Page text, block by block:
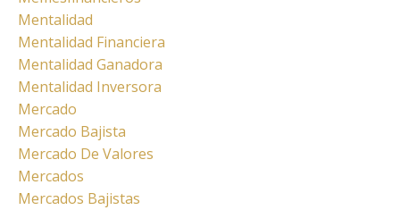
Mentalidad
Mentalidad Financiera
Mentalidad Ganadora
Mentalidad Inversora
Mercado
Mercado Bajista
Mercado De Valores
Mercados
Mercados Bajistas